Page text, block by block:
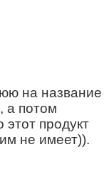
на название
а потом
продукт
не имеет)).